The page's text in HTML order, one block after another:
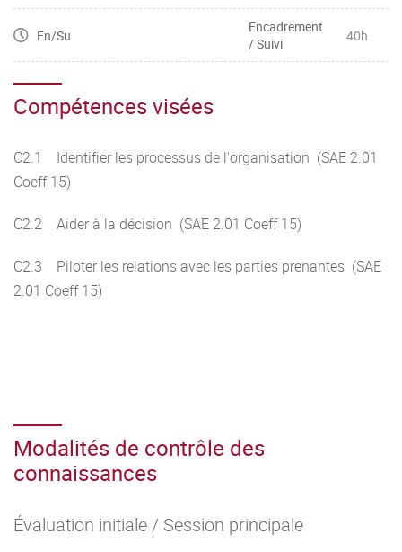
En/Su
Encadrement
/ Suivi
40h
Compétences visées
C2.1 Identifier les processus de l'organisation (SAE 2.01
Coeff 15)
C2.2 Aider à la décision (SAE 2.01 Coeff 15)
C2.3 Piloter les relations avec les parties prenantes (SAE
2.01 Coeff 15)
Modalités de contrôle des
connaissances
Évaluation initiale / Session principale